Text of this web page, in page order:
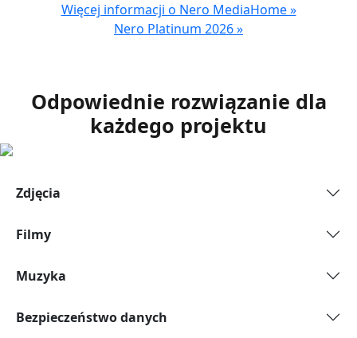
Więcej informacji o Nero MediaHome »
Nero Platinum 2026 »
Odpowiednie rozwiązanie dla
każdego projektu
Zdjęcia
Filmy
Muzyka
Bezpieczeństwo danych